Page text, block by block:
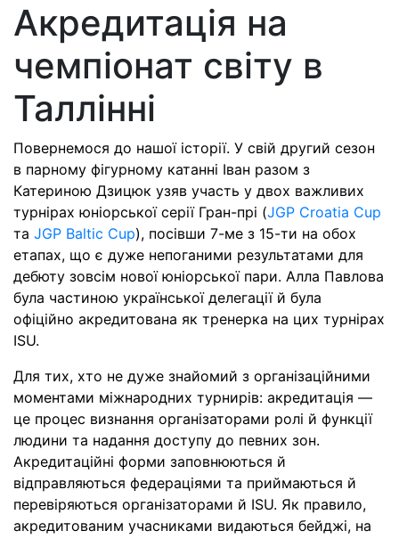
Акредитація на
чемпіонат світу в
Таллінні
Повернемося до нашої історії. У свій другий сезон
в парному фігурному катанні Іван разом з
Катериною Дзицюк узяв участь у двох важливих
турнірах юніорської серії Гран-прі (JGP Croatia Cup
та JGP Baltic Cup), посівши 7-ме з 15-ти на обох
етапах, що є дуже непоганими результатами для
дебюту зовсім нової юніорської пари. Алла Павлова
була частиною української делегації й була
офіційно акредитована як тренерка на цих турнірах
ISU.
Для тих, хто не дуже знайомий з організаційними
моментами міжнародних турнирів: акредитація —
це процес визнання організаторами ролі й функції
людини та надання доступу до певних зон.
Акредитаційні форми заповнюються й
відправляються федераціями та приймаються й
перевіряються організаторами й ISU. Як правило,
акредитованим учасниками видаються бейджі, на